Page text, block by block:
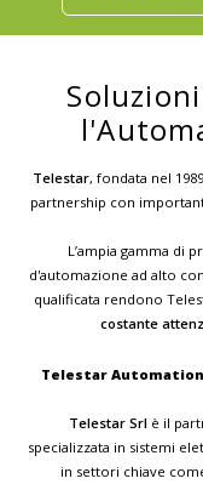
Telestar, fondata nel
partnership con
L’ampia gamma di
d'automazione ad alto
qualificata rendono
costante
Telestar
Telestar Srl è il
specializzata in sistemi
in settori chiave